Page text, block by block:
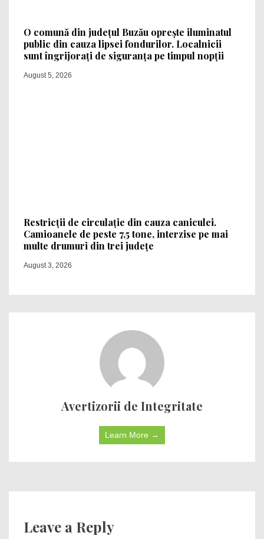
O comună din județul Buzău oprește iluminatul
public din cauza lipsei fondurilor. Localnicii
sunt îngrijorați de siguranța pe timpul nopții
August 5, 2026
Restricții de circulație din cauza caniculei.
Camioanele de peste 7,5 tone, interzise pe mai
multe drumuri din trei județe
August 3, 2026
Avertizorii de Integritate
Learn More →
Leave a Reply